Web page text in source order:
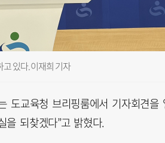
있다. 이재희 기자
도교육청 브리핑룸에서 기자회견을
되찾겠다”고 밝혔다.